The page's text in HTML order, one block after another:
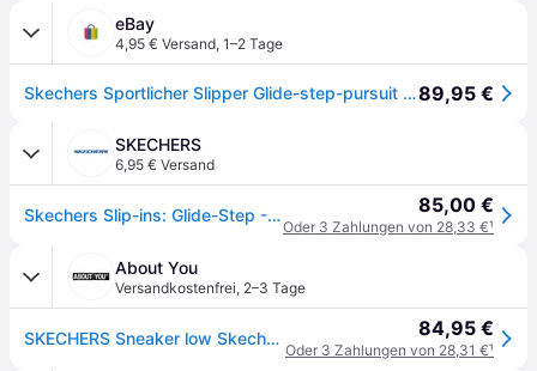
eBay
4,95 € Versand, 1–2 Tage
Skechers Sportlicher Slipper Glide-step-pursuit 104547 Wsl Weiß Neu89,95 €
SKECHERS
6,95 € Versand
Skechers Slip-ins: Glide-Step - Pursuit Sneaker in Weiss/Silber, Größe 36.5, Vegan, in der Maschine waschbar 85,00 €
Oder 3 Zahlungen von 28,33 €¹
About You
Versandkostenfrei, 2–3 Tage
SKECHERS Sneaker low Skechers Slip-Ins: Glide-Step - Pursuit 84,95 €
Oder 3 Zahlungen von 28,31 €¹